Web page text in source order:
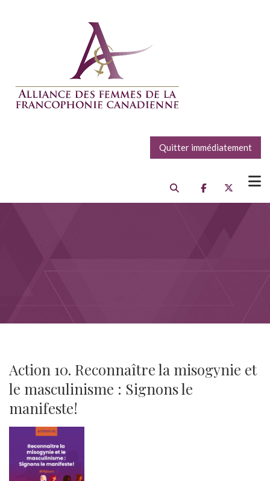
Quitter immédiatement
Action 10. Reconnaître la misogynie et
le masculinisme : Signons le
manifeste!